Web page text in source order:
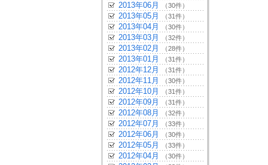
2013年06月 （30件）
2013年05月 （31件）
2013年04月 （30件）
2013年03月 （32件）
2013年02月 （28件）
2013年01月 （31件）
2012年12月 （31件）
2012年11月 （30件）
2012年10月 （31件）
2012年09月 （31件）
2012年08月 （32件）
2012年07月 （33件）
2012年06月 （30件）
2012年05月 （33件）
2012年04月 （30件）